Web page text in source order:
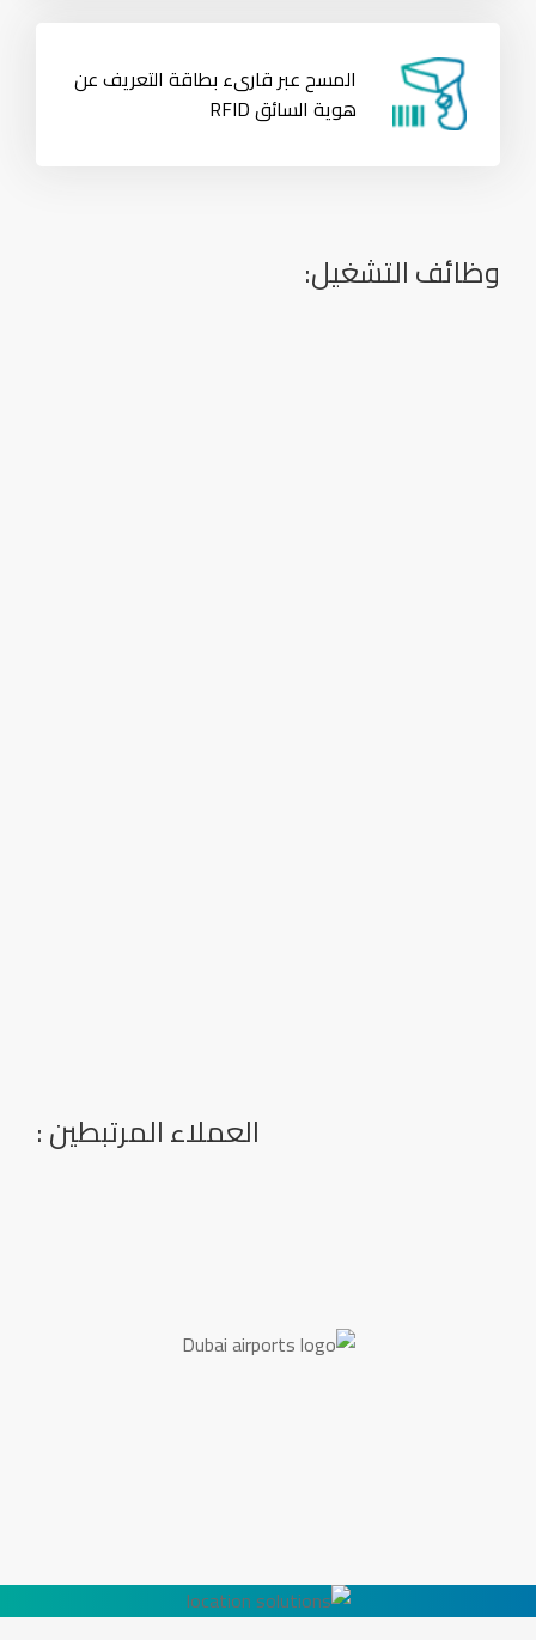
المسح عبر قارىء بطاقة التعريف عن
هوية السائق RFID
وظائف التشغيل:
العملاء المرتبطين :